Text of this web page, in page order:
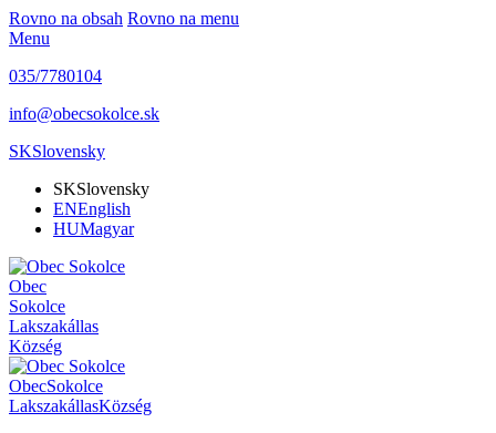
Rovno na obsah Rovno na menu
Menu
035/7780104
info@obecsokolce.sk
SKSlovensky
SKSlovensky
ENEnglish
HUMagyar
Obec
Sokolce
Lakszakállas
Község
ObecSokolce
LakszakállasKözség